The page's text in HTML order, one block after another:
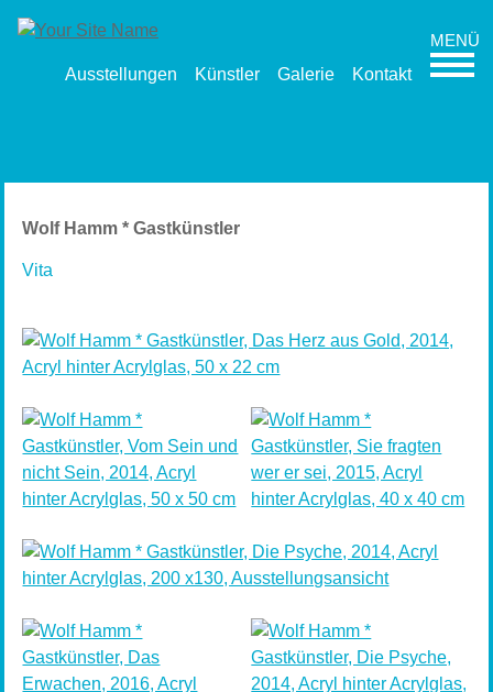
Ausstellungen Künstler Galerie Kontakt
Wolf Hamm * Gastkünstler
Vita